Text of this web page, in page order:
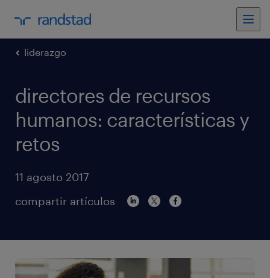
liderazgo
directores de recursos
humanos: características y
retos
11 agosto 2017
compartir artículos